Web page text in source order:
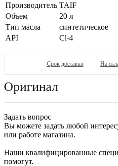
Производитель TAIF
Объем
20 л
Тип масла
синтетическое
API
Cl-4
Срок доставки На
Оригинал
Задать вопрос
Вы можете задать любой
или работе магазина.
Наши квалифицированные
помогут.